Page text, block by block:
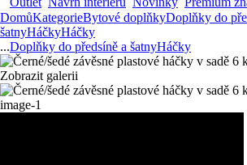
DomůKategorieBytové doplňkyDoplňky do
šatnyHáčkyHáčky
...Doplňky do předsíně a šatnyHáčky
Zobrazit galerii